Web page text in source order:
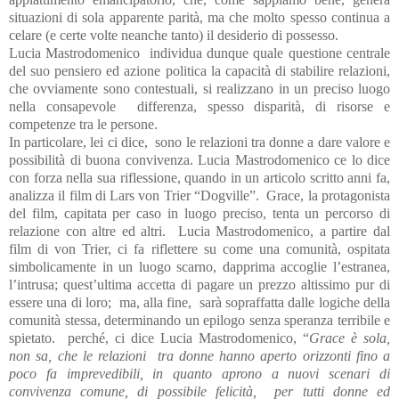
situazioni di sola apparente parità, ma che molto spesso continua a
celare (e certe volte neanche tanto) il desiderio di possesso.
Lucia Mastrodomenico
individua dunque quale questione centrale
del suo pensiero ed azione politica la capacità di stabilire relazioni,
che ovviamente sono contestuali, si realizzano in un preciso luogo
nella consapevole
differenza, spesso disparità, di risorse e
competenze tra le persone.
In particolare, lei ci dice, sono le relazioni tra donne a dare valore e
possibilità di buona convivenza. Lucia Mastrodomenico ce lo dice
con forza nella sua riflessione, quando in un articolo scritto anni fa,
analizza il film di Lars von Trier “Dogville”. Grace, la protagonista
del film, capitata per caso in luogo preciso, tenta un percorso di
relazione con altre ed altri.
Lucia Mastrodomenico, a partire dal
film di von Trier, ci fa riflettere su come una comunità, ospitata
simbolicamente in un luogo scarno, dapprima accoglie l’estranea,
l’intrusa; quest’ultima accetta di pagare un prezzo altissimo pur di
essere una di loro; ma, alla fine, sarà sopraffatta dalle logiche della
comunità stessa, determinando un epilogo senza speranza terribile e
spietato.
perché, ci dice Lucia Mastrodomenico, “Grace è sola,
non sa, che le relazioni
tra donne hanno aperto orizzonti fino a
poco fa imprevedibili, in quanto aprono a nuovi scenari di
convivenza comune, di possibile felicità,
per tutti donne ed